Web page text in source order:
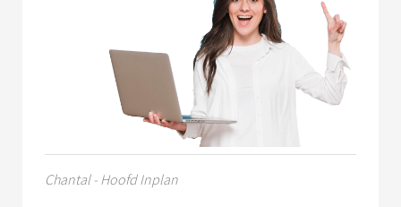
Chantal - Hoofd Inplan